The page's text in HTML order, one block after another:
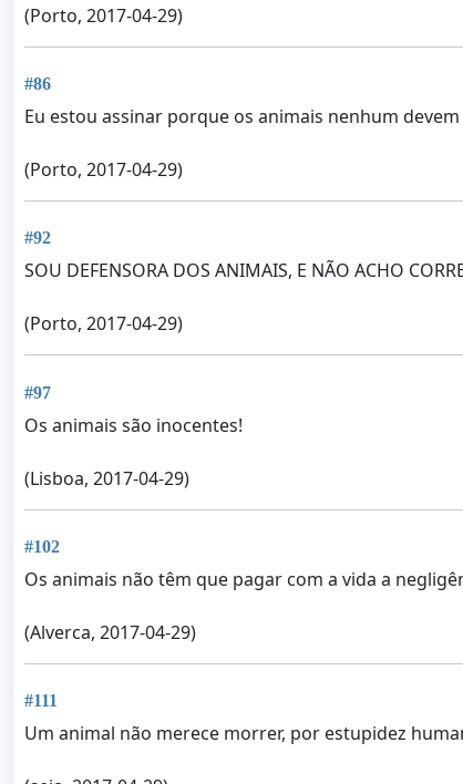
(Porto, 2017-04-29)
#86
Eu estou assinar porque os animais nenhum
(Porto, 2017-04-29)
#92
SOU DEFENSORA DOS ANIMAIS, E NÃO ACHO
(Porto, 2017-04-29)
#97
Os animais são inocentes!
(Lisboa, 2017-04-29)
#102
Os animais não têm que pagar com a vida a
(Alverca, 2017-04-29)
#111
Um animal não merece morrer, por estupidez